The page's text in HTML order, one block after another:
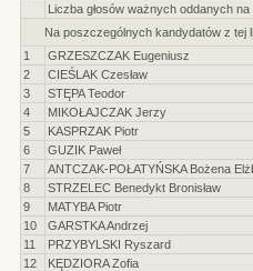
Liczba głosów ważnych oddanych na
Na poszczególnych kandydatów z tej
1
GRZESZCZAK Eugeniusz
2
CIEŚLAK Czesław
3
STĘPA Teodor
4
MIKOŁAJCZAK Jerzy
5
KASPRZAK Piotr
6
GUZIK Paweł
7
ANTCZAK-POŁATYŃSKA Bożena
8
STRZELEC Benedykt Bronisław
9
MATYBA Piotr
10
GARSTKA Andrzej
11
PRZYBYLSKI Ryszard
12
KĘDZIORA Zofia